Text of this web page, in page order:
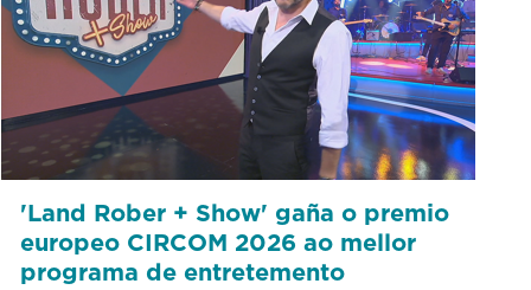
'Land Rober + Show' gaña o premio
europeo CIRCOM 2026 ao mellor
programa de entretemento